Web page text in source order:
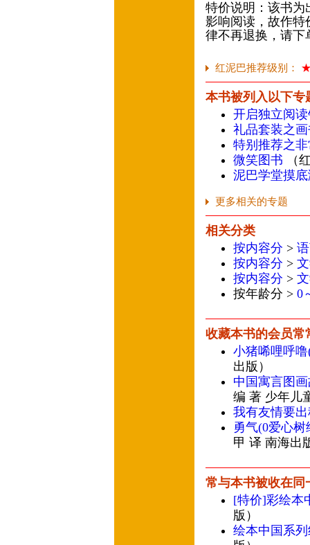
特价说明：该书为
影响阅读，故作特
律不再退换，请下
红泥巴推荐级别：
本书被列入以下专
开启独立阅
礼品套装之
特别推荐之
微笑图书 （
泥巴学堂摸
更多相关的专题
相关分类
按内容分 >
按内容分 >
按内容分 >
按年龄分 > 0
收藏本书的会员常
小猪唏哩呼
出版）
中国寓言图
编 著 少年儿
我有友情要
勇气(0爱心树
甲 译 南海出
常与本书被收在同
[特价]彩绘本
版）
绘本中国系